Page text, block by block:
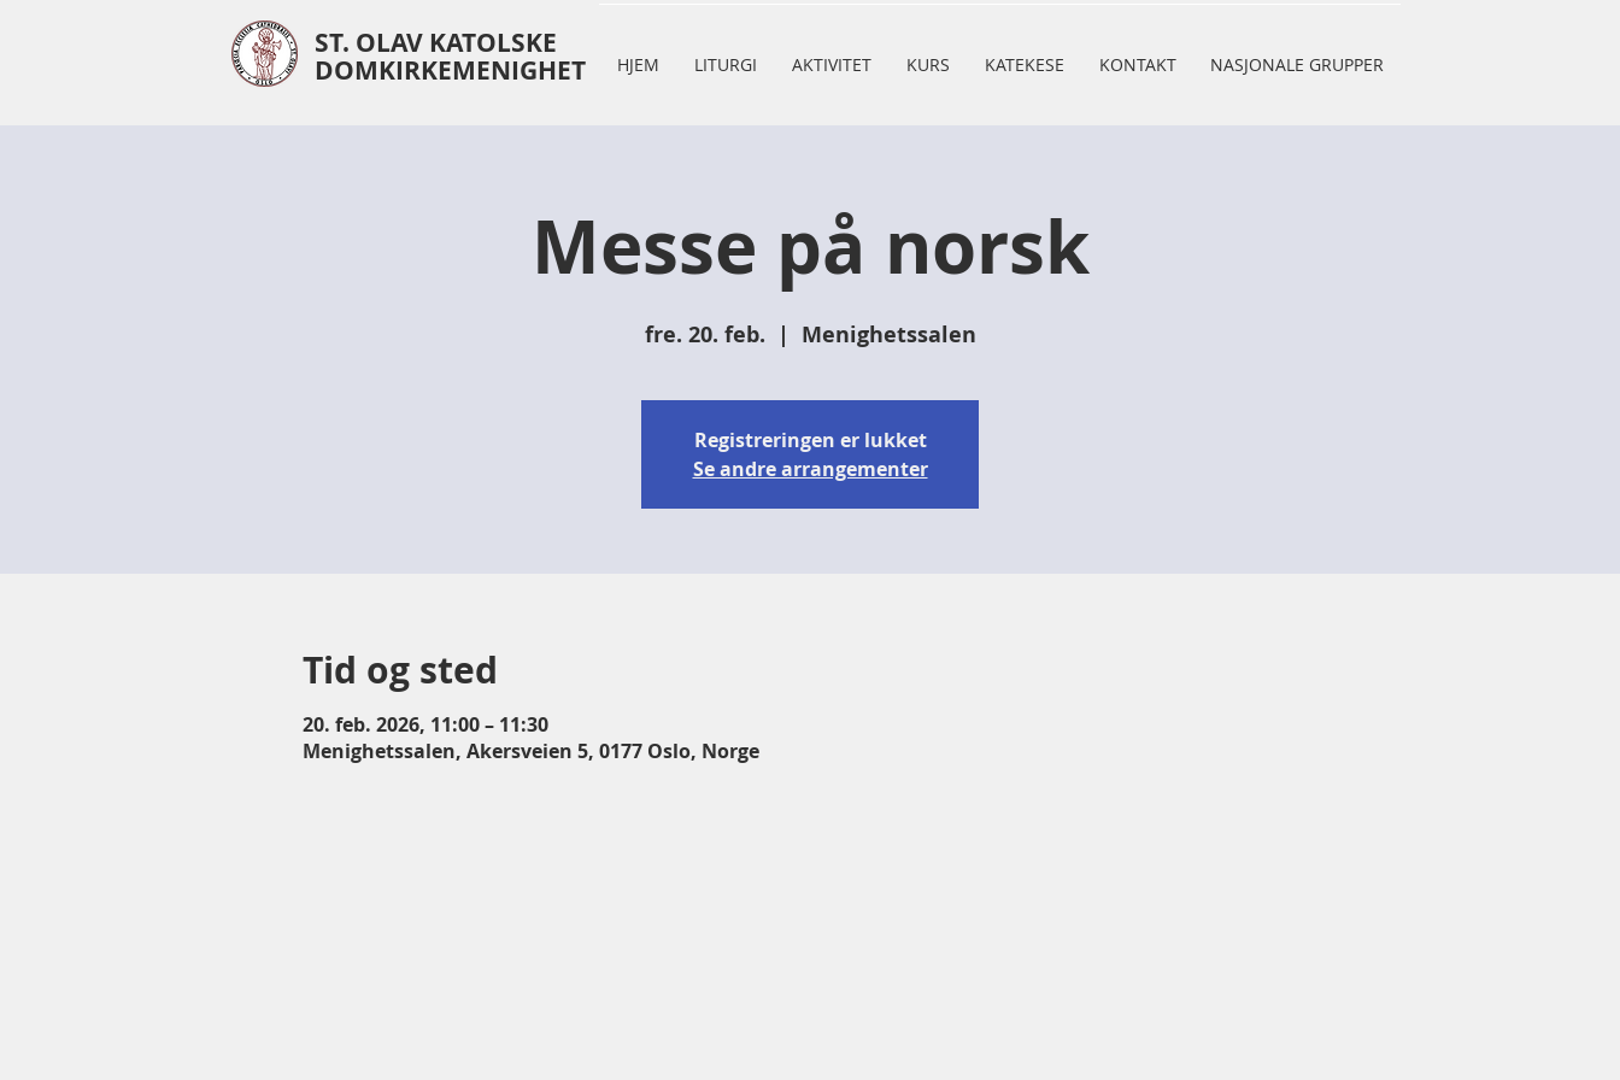
ST. OLAV KATOLSKE
DOMKIRKEMENIGHET HJEM LITURGI AKTIVITET KURS KATEKESE KONTAKT NASJONALE GRUPPER
Messe på norsk
fre. 20. feb.
  |
Menighetssalen
Registreringen er lukket
Se andre arrangementer
Tid og sted
20. feb. 2026, 11:00 – 11:30
Menighetssalen, Akersveien 5, 0177 Oslo, Norge